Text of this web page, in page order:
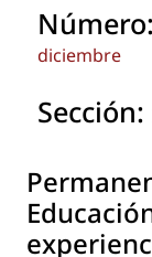
Número:
diciembre
Sección: